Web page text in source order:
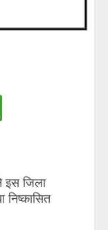
इस जिला